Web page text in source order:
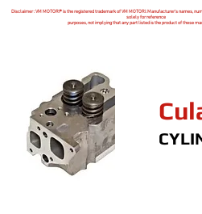
Disclaimer : VM MOTORI® is the registered trademark of VM MOTORI. Manufacturer's names,
solely for reference
purposes, not implying that any part listed is the product of these